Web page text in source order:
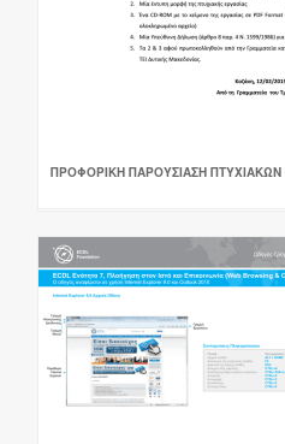
ΠΡΟΦΟΡΙΚΗ ΠΑΡΟΥΣΙΑΣΗ ΠΤΥΧΙΑΚΩΝ